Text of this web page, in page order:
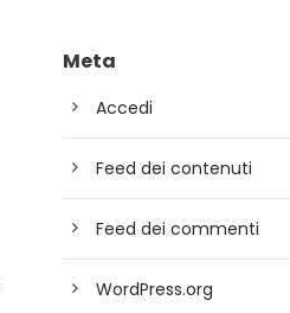
Meta
Accedi
Feed dei contenuti
Feed dei commenti
WordPress.org